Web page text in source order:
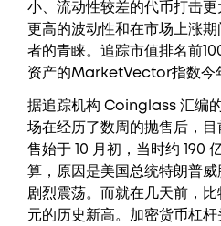
小、流动性较差的代币打击
更高的波动性和在市场上涨
者的青睐。追踪市值排名前
资产的MarketVector指数今
据追踪机构 Coinglass 汇编
场在经历了数周的抛售后，
售始于 10 月初，当时约 190
算，原因是美国总统特朗普
剧烈震荡。而就在几天前，比
元的历史新高。加密货币杠